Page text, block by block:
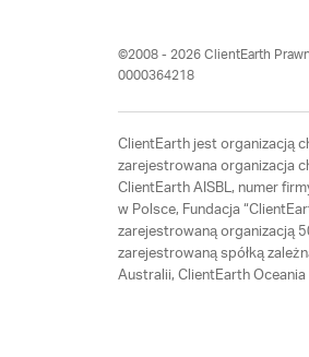
©2008 - 2026 ClientEarth
0000364218
ClientEarth jest organizacją
zarejestrowana organizacja
ClientEarth AISBL, numer
w Polsce, Fundacja
zarejestrowaną organizacją
zarejestrowaną spółką
Australii, ClientEarth